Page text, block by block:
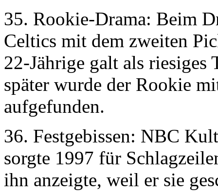
35. Rookie-Drama: Beim
Celtics mit dem zweiten
22-Jährige galt als riesiges
später wurde der Rookie
aufgefunden.
36. Festgebissen: NBC
sorgte 1997 für
ihn anzeigte, weil er sie